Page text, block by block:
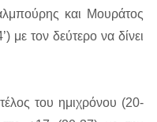
και Μουράτος
με τον δεύτερο να δίνει
του ημιχρόνου (20-